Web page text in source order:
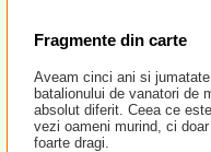
Fragmente din carte
Aveam cinci ani si
batalionului de vanatori de
absolut diferit. Ceea ce
vezi oameni murind, ci
foarte dragi.